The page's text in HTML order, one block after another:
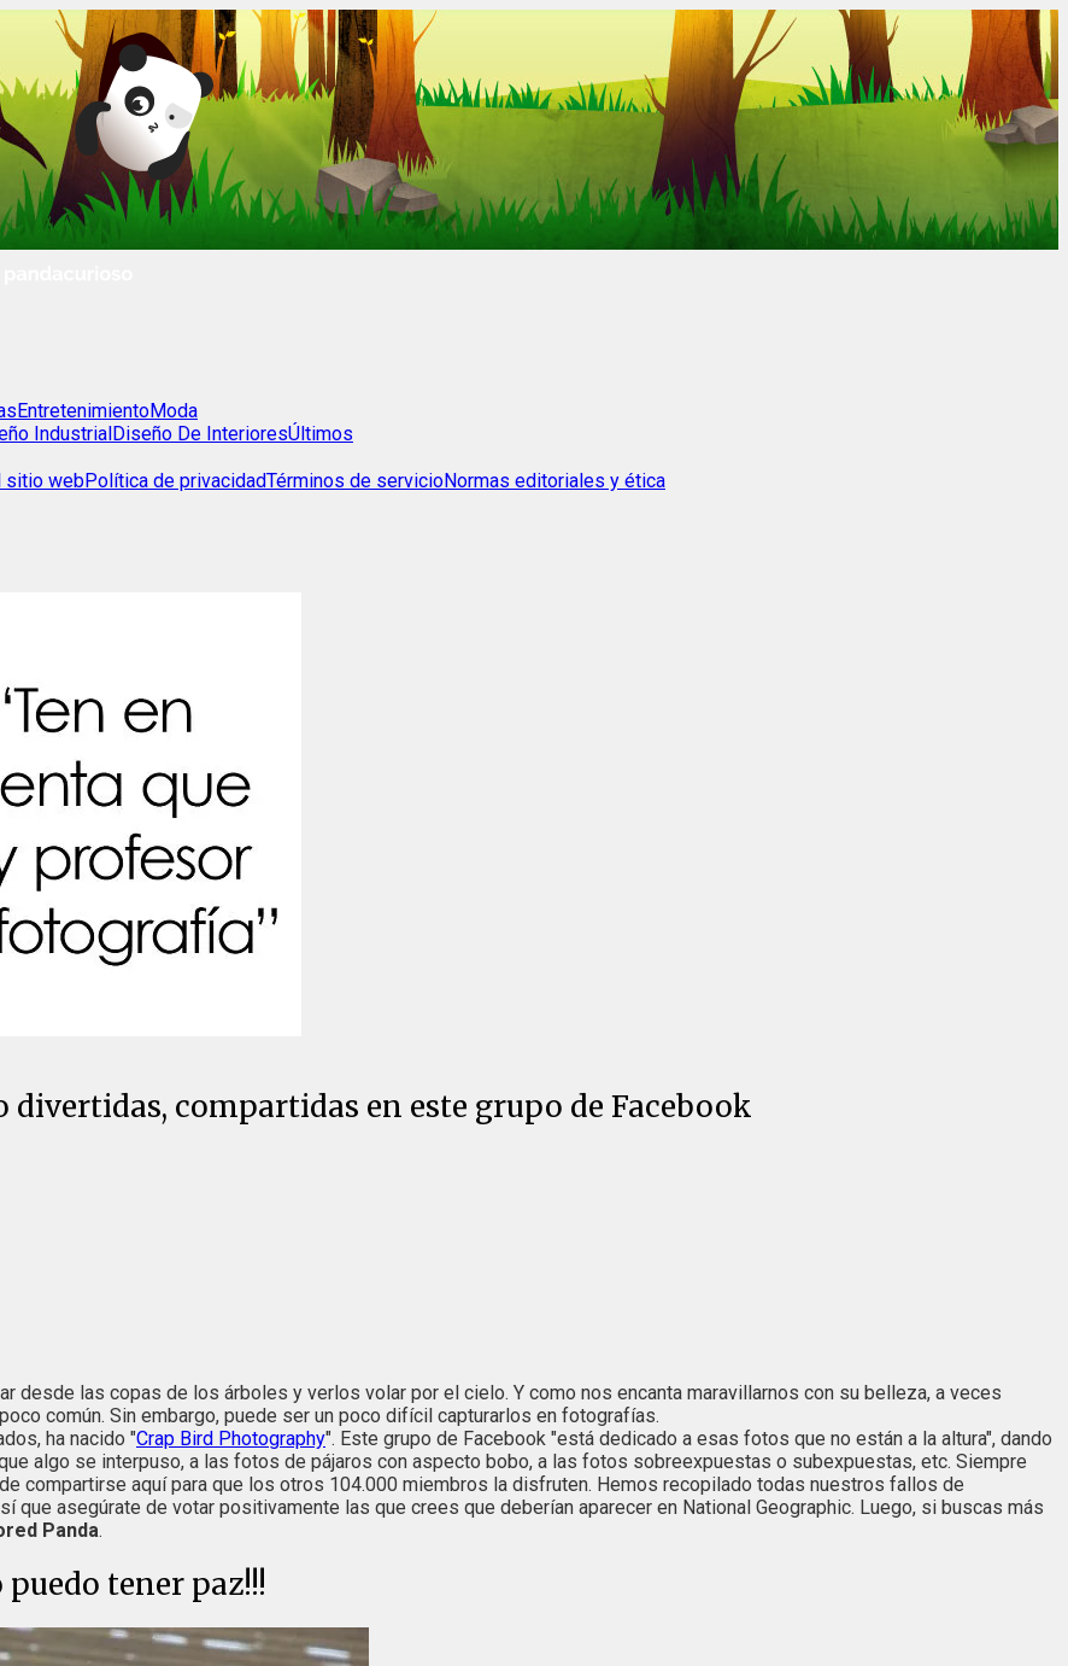
EntretenimientoModa
IndustrialDiseño De InterioresÚltimos
sitio webPolítica de privacidadTérminos de servicioNormas editoriales y ética
compartidas en este grupo de Facebook
desde las copas de los árboles y verlos volar por el cielo. Y como nos encanta maravillarnos con su belleza, a veces
común. Sin embargo, puede ser un poco difícil capturarlos en fotografías.
ha nacido "Crap Bird Photography". Este grupo de Facebook "está dedicado a esas fotos que no están a la altura", dando
algo se interpuso, a las fotos de pájaros con aspecto bobo, a las fotos sobreexpuestas o subexpuestas, etc. Siempre
compartirse aquí para que los otros 104.000 miembros la disfruten. Hemos recopilado todas nuestros fallos de
asegúrate de votar positivamente las que crees que deberían aparecer en National Geographic. Luego, si buscas más
Panda.
puedo tener paz!!!